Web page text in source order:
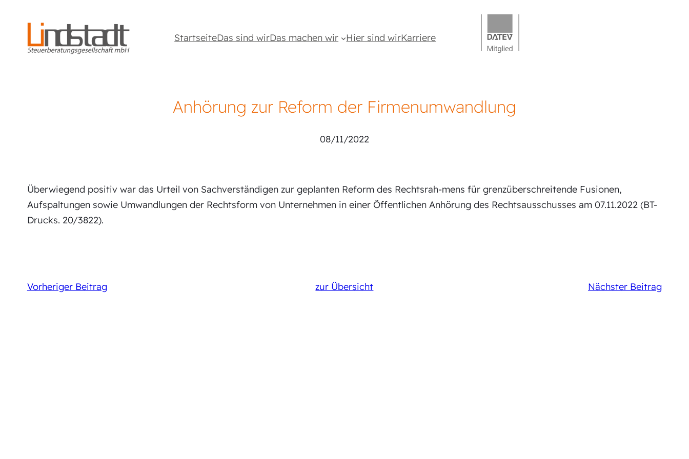
StartseiteDas sind wirDas machen wir Hier sind wirKarriere
Anhörung zur Reform der Firmenumwandlung
08/11/2022
Überwiegend positiv war das Urteil von Sachverständigen zur geplanten Reform des Rechtsrah-mens für grenzüberschreitende Fusionen,
Aufspaltungen sowie Umwandlungen der Rechtsform von Unternehmen in einer Öffentlichen Anhörung des Rechtsausschusses am 07.11.2022 (BT-
Drucks. 20/3822).
Vorheriger Beitrag zur Übersicht Nächster Beitrag